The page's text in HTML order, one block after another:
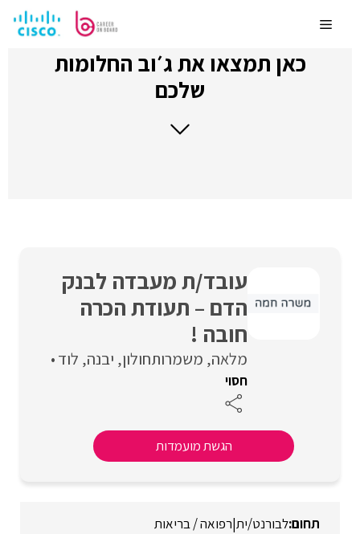
לתוכןMenu
כאן תמצאו את ג׳וב החלומות
שלכם
עובד/ת מעבדה לבנק
הדם – תעודת הכרה
חובה !
מלאה משמרותחולון יבנה לוד
חסוי
הגשת מועמדות
לבורנט/ית|רפואה / בריאות